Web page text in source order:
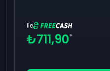
Ile
₺711,90*